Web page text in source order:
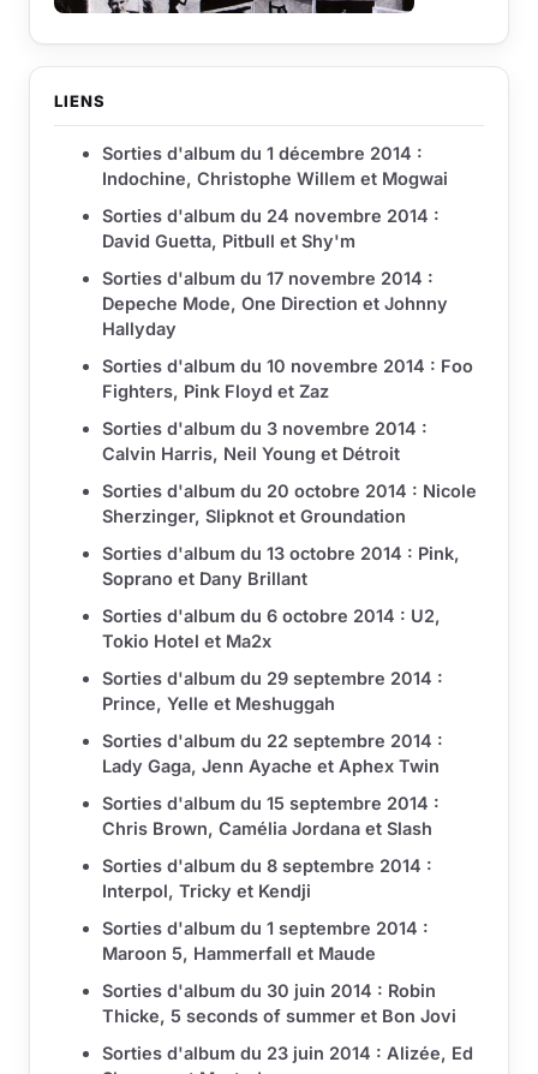
LIENS
Sorties d'album du 1 décembre 2014 :
Indochine, Christophe Willem et Mogwai
Sorties d'album du 24 novembre 2014 :
David Guetta, Pitbull et Shy'm
Sorties d'album du 17 novembre 2014 :
Depeche Mode, One Direction et Johnny
Hallyday
Sorties d'album du 10 novembre 2014 : Foo
Fighters, Pink Floyd et Zaz
Sorties d'album du 3 novembre 2014 :
Calvin Harris, Neil Young et Détroit
Sorties d'album du 20 octobre 2014 : Nicole
Sherzinger, Slipknot et Groundation
Sorties d'album du 13 octobre 2014 : Pink,
Soprano et Dany Brillant
Sorties d'album du 6 octobre 2014 : U2,
Tokio Hotel et Ma2x
Sorties d'album du 29 septembre 2014 :
Prince, Yelle et Meshuggah
Sorties d'album du 22 septembre 2014 :
Lady Gaga, Jenn Ayache et Aphex Twin
Sorties d'album du 15 septembre 2014 :
Chris Brown, Camélia Jordana et Slash
Sorties d'album du 8 septembre 2014 :
Interpol, Tricky et Kendji
Sorties d'album du 1 septembre 2014 :
Maroon 5, Hammerfall et Maude
Sorties d'album du 30 juin 2014 : Robin
Thicke, 5 seconds of summer et Bon Jovi
Sorties d'album du 23 juin 2014 : Alizée, Ed